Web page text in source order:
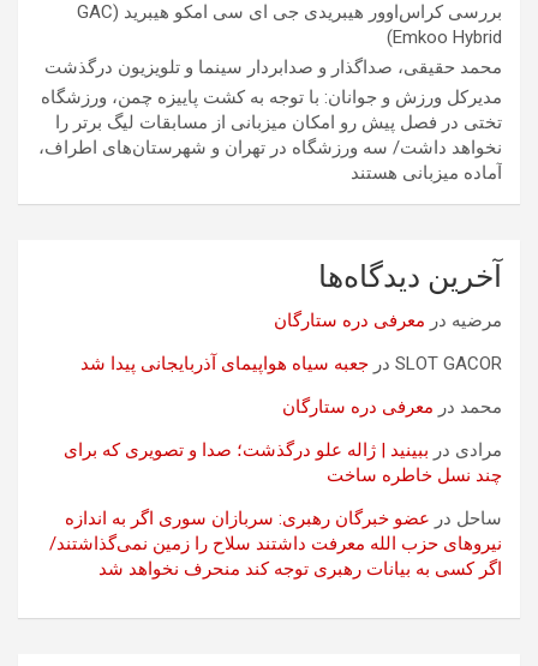
بررسی کراس‌اوور هیبریدی جی ای سی امکو هیبرید (GAC
Emkoo Hybrid)
محمد حقیقی، صداگذار و صدابردار سینما و تلویزیون درگذشت
مدیرکل ورزش و جوانان: با توجه به کشت پاییزه چمن، ورزشگاه
تختی در فصل پیش رو امکان میزبانی از مسابقات لیگ برتر را
نخواهد داشت/ سه ورزشگاه در تهران و شهرستان‌های اطراف،
آماده میزبانی هستند
آخرین دیدگاه‌ها
مرضیه در معرفی دره ستارگان
SLOT GACOR در جعبه سیاه هواپیمای آذربایجانی پیدا شد
محمد در معرفی دره ستارگان
مرادی در ببینید | ژاله علو درگذشت؛ صدا و تصویری که برای
چند نسل خاطره ساخت
ساحل در عضو خبرگان رهبری: سربازان سوری اگر به اندازه
نیروهای حزب الله معرفت داشتند سلاح را زمین نمی‌گذاشتند/
اگر کسی به بیانات رهبری توجه کند منحرف نخواهد شد